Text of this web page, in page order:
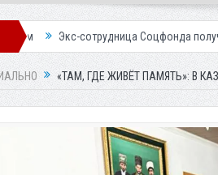
Соцфонда получила срок за
«ТАМ, ГДЕ ЖИВЁТ ПАМЯТЬ»: В